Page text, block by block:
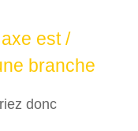
est /
branche
donc